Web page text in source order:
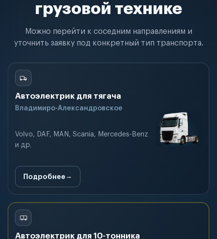
грузовой технике
Можно перейти к соседним направлениям и
уточнить заявку под конкретный тип транспорта.
Автоэлектрик для тягача
Владимиро-Александровское
Volvo, DAF, MAN, Scania, Mercedes-Benz
и др.
Подробнее
Автоэлектрик для 10-тонника